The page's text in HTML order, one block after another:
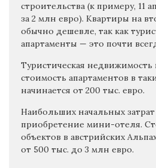
строительства (к примеру, 11
за 2 млн евро). Квартиры на
обычно дешевле, так как
апартаменты — это почти
Туристическая
стоимость апартаментов в
начинается от 200 тыс. евро.
Наибольших начальных затрат
приобретение мини-отеля.
объектов в австрийских
от 500 тыс. до 3 млн евро.